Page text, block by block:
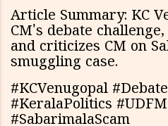
Article Summary: KC
CM's debate
and criticizes CM on
smuggling case.
#KCVenugopal
#KeralaPolitics
#SabarimalaScam